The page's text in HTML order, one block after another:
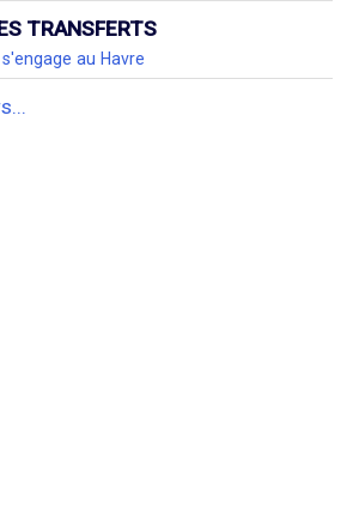
TRANSFERTS
au Havre